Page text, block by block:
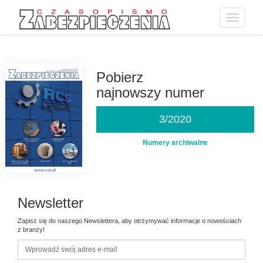
Toggle
Pobierz
najnowszy numer
3/2020
Numery archiwalne
Newsletter
Zapisz się do naszego Newslettera, aby otrzymywać informacje o nowościach
z branży!